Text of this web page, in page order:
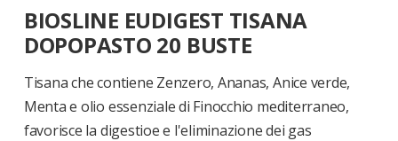
all'inizio
della
galleria
di
immagini
BIOSLINE EUDIGEST TISANA
DOPOPASTO 20 BUSTE
Tisana che contiene Zenzero, Ananas, Anice verde,
Menta e olio essenziale di Finocchio mediterraneo,
favorisce la digestioe e l'eliminazione dei gas